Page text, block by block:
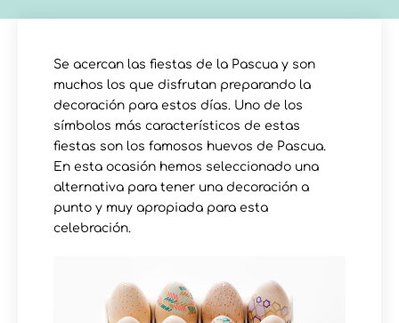
Se acercan las fiestas de la Pascua y son
muchos los que disfrutan preparando la
decoración para estos días. Uno de los
símbolos más característicos de estas
fiestas son los famosos huevos de Pascua.
En esta ocasión hemos seleccionado una
alternativa para tener una decoración a
punto y muy apropiada para esta
celebración.